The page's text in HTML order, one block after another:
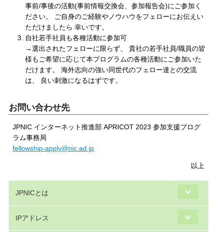
事前/事後の活動(事前情報交換会、参加報告会)にご参加く
ださい。 ご自身のご経験やノウハウをフェローにお伝えい
ただけましたら 幸いです。
自社若手社員も各種活動に参加可
→選出されたフェローに限らず、 貴社の若手社員/職員の皆
様もご希望に応じて本プログラムの各種活動にご参加いた
だけます。 海外志向の強い同世代のフェロー達との交流
は、 良い刺激になるはずです。
お問い合わせ先
JPNIC インターネット推進部 APRICOT 2023 参加支援プログ
ラム事務局
fellowship-apply@nic.ad.jp
以上
JPNICとは
IPアドレス